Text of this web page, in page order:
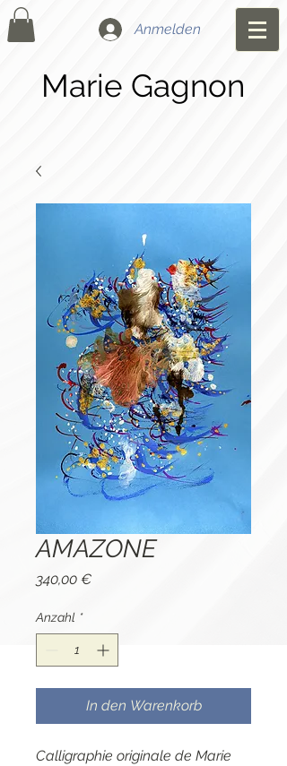
Anmelden
Marie Gagnon
AMAZONE
340,00 €Preis
Anzahl *
In den Warenkorb
Calligraphie originale de Marie